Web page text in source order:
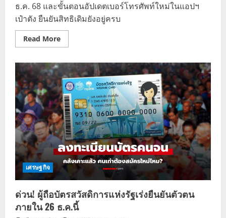
ธ.ค. 68 และขั้นตอนอัปเดตเบอร์โทรศัพท์ใหม่ในแอปฯ
เป๋าตัง ยืนยันสิทธิเดิมยังอยู่ครบ
Read MoreRead
more
ครึ่ง
พลัส
เริ่ม
ใช้
เมื่อ
ไหร่?
วิธี
เปลี่ยน
เบอร์
เป๋า
ตัง
สิทธิ
ไม่
หลุด
เศรษฐกิจ
ด่วน! ผู้ถือบัตรสวัสดิการแห่งรัฐเร่งยืนยันตัวตน
ภายใน 26 ธ.ค.นี้